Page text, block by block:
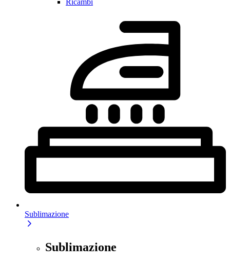
Ricambi
Sublimazione
Sublimazione